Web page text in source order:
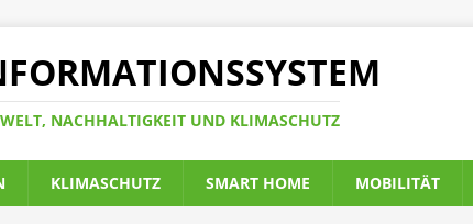
NACHHALTIGKEIT UND KLIMASCHUTZ
KLIMASCHUTZ SMART HOME MOBILITÄT